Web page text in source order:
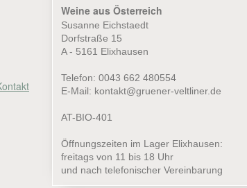
Weine aus Österreich
Susanne Eichstaedt
Dorfstraße 15
A - 5161 Elixhausen
Telefon: 0043 662 480554
E-Mail: kontakt@gruener-veltliner.de
AT-BIO-401
Öffnungszeiten im Lager Elixhausen:
freitags von 11 bis 18 Uhr
und nach telefonischer Vereinbarung